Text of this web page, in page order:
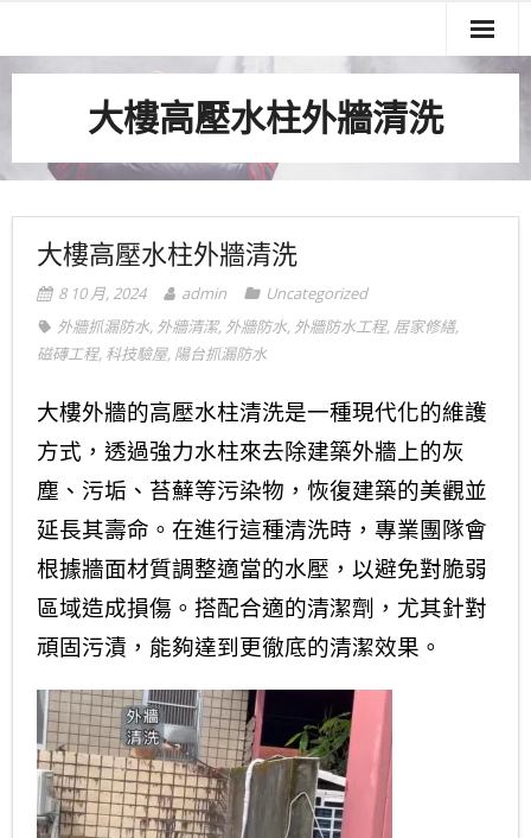
關於我們
服務項目
實績案例
服務流程
聯絡我們
大樓高壓水柱外牆清洗
大樓高壓水柱外牆清洗
8 10 月, 2024 admin
Uncategorized
外牆抓漏防水, 外牆清潔, 外牆防水, 外牆防水工程, 居家修繕,
磁磚工程, 科技驗屋, 陽台抓漏防水
大樓外牆的高壓水柱清洗是一種現代化的維護
方式，透過強力水柱來去除建築外牆上的灰
塵、污垢、苔蘚等污染物，恢復建築的美觀並
延長其壽命。在進行這種清洗時，專業團隊會
根據牆面材質調整適當的水壓，以避免對脆弱
區域造成損傷。搭配合適的清潔劑，尤其針對
頑固污漬，能夠達到更徹底的清潔效果。